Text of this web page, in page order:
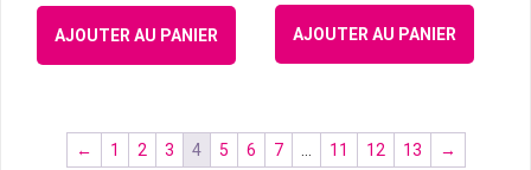
AJOUTER AU PANIER AJOUTER AU PANIER
← 1 2 3 4 5 6 7 11 12 13 →